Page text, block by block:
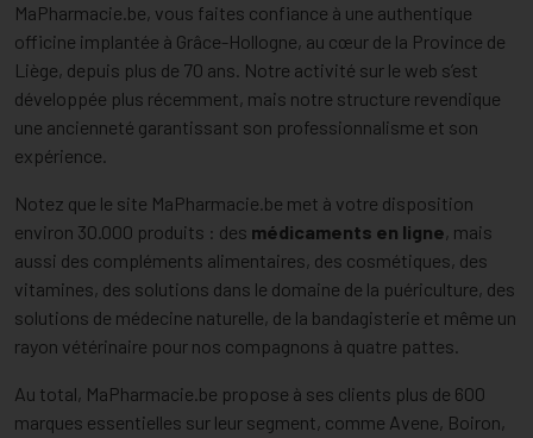
MaPharmacie.be, vous faites confiance à une authentique
officine implantée à Grâce-Hollogne, au cœur de la Province de
Liège, depuis plus de 70 ans. Notre activité sur le web s’est
développée plus récemment, mais notre structure revendique
une ancienneté garantissant son professionnalisme et son
expérience.
Notez que le site MaPharmacie.be met à votre disposition
environ 30.000 produits : des médicaments en ligne, mais
aussi des compléments alimentaires, des cosmétiques, des
vitamines, des solutions dans le domaine de la puériculture, des
solutions de médecine naturelle, de la bandagisterie et même un
rayon vétérinaire pour nos compagnons à quatre pattes.
Au total, MaPharmacie.be propose à ses clients plus de 600
marques essentielles sur leur segment, comme Avene, Boiron,